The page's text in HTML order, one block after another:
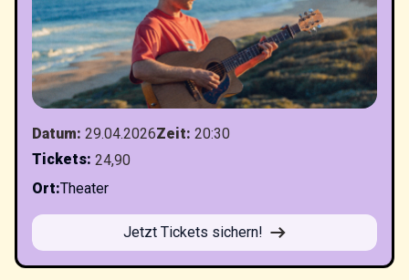
Datum: 29.04.2026Zeit: 20:30
Tickets: 24,90
Ort:Theater
Jetzt Tickets sichern!